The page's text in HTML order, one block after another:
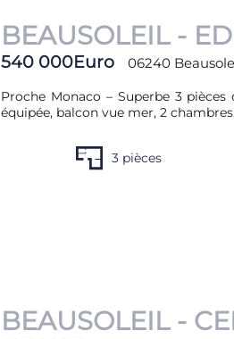
BEAUSOLEIL -
540 000Euro 06240
Proche Monaco – Superbe 3
équipée, balcon vue mer, 2
3 pièces
BEAUSOLEIL -